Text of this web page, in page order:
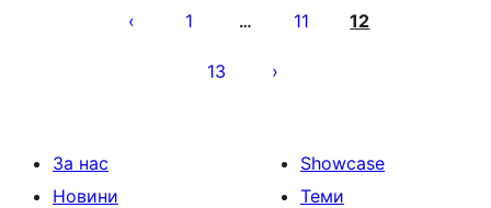
1 … 11 12
13
За нас
Новини
Showcase
Теми